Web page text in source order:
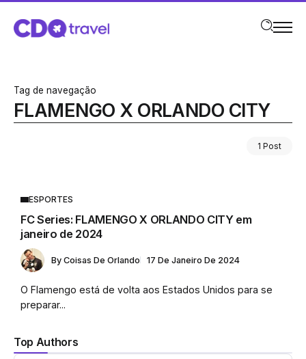
Tag de navegação
FLAMENGO X ORLANDO CITY
1 Post
Top Authors
ESPORTES
FC Series: FLAMENGO X ORLANDO CITY em
janeiro de 2024
By Coisas De Orlando 17 De Janeiro De 2024
O Flamengo está de volta aos Estados Unidos para se
preparar...